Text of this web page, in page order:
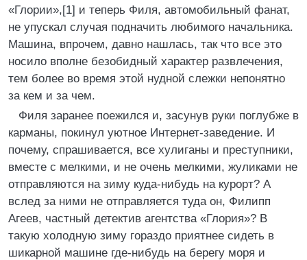
«Глории»,[1] и теперь Филя, автомобильный фанат,
не упускал случая подначить любимого начальника.
Машина, впрочем, давно нашлась, так что все это
носило вполне безобидный характер развлечения,
тем более во время этой нудной слежки непонятно
за кем и за чем.
Филя заранее поежился и, засунув руки поглубже в
карманы, покинул уютное Интернет-заведение. И
почему, спрашивается, все хулиганы и преступники,
вместе с мелкими, и не очень мелкими, жуликами не
отправляются на зиму куда-нибудь на курорт? А
вслед за ними не отправляется туда он, Филипп
Агеев, частный детектив агентства «Глория»? В
такую холодную зиму гораздо приятнее сидеть в
шикарной машине где-нибудь на берегу моря и